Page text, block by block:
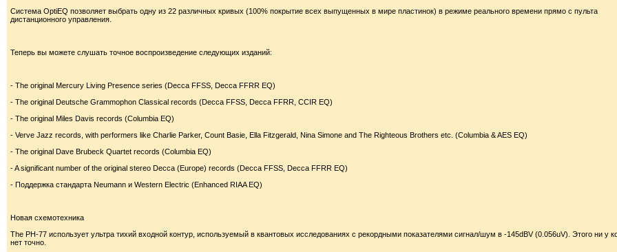
Система OptiEQ позволяет выбрать одну из 22 различных кривых (100% покрытие всех выпущенных в мире пластинок) в режиме реального времени прямо с пульта
дистанционного управления.
Теперь вы можете слушать точное воспроизведение следующих изданий:
- The original Mercury Living Presence series (Decca FFSS, Decca FFRR EQ)
- The original Deutsche Grammophon Classical records (Decca FFSS, Decca FFRR, CCIR EQ)
- The original Miles Davis records (Columbia EQ)
- Verve Jazz records, with performers like Charlie Parker, Count Basie, Ella Fitzgerald, Nina Simone and The Righteous Brothers etc. (Columbia & AES EQ)
- The original Dave Brubeck Quartet records (Columbia EQ)
- A significant number of the original stereo Decca (Europe) records (Decca FFSS, Decca FFRR EQ)
- Поддержка стандарта Neumann и Western Electric (Enhanced RIAA EQ)
Новая схемотехника
The PH-77 использует ультра тихий входной контур, используемый в квантовых исследованиях с рекордными показателями сигнал/шум в -145dBV (0.056uV). Этого ни у
нет точно.